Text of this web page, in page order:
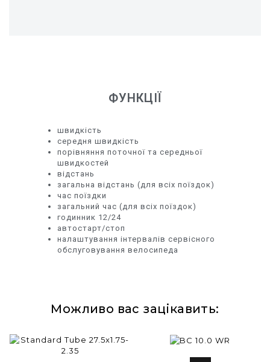
ФУНКЦІЇ
швидкість
середня швидкість
порівняння поточної та середньої
швидкостей
відстань
загальна відстань (для всіх поїздок)
час поїздки
загальний час (для всіх поїздок)
годинник 12/24
автостарт/стоп
налаштування інтервалів сервісного
обслуговування велосипеда
Можливо вас зацікавить: